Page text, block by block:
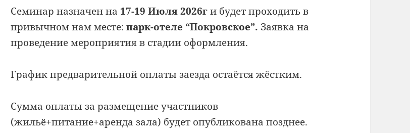
Семинар назначен на 17-19 Июля 2026ги будет проходить в
привычном нам месте:парк-отеле “Покровское”. Заявка на
проведение мероприятия в стадии оформления.
График предварительной оплаты заезда остаётся жёстким.
Сумма оплаты за размещение участников
(жильё+питание+аренда зала) будет опубликована позднее.